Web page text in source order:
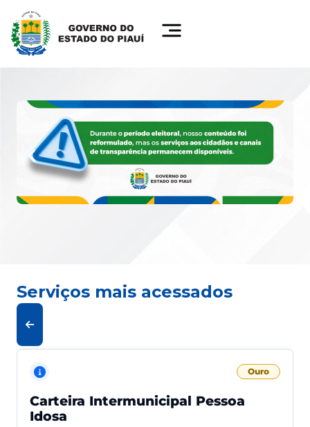
Serviços mais acessados
Ouro
Carteira Intermunicipal Pessoa
Idosa